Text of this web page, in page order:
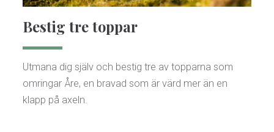
Bestig tre toppar
Utmana dig själv och bestig tre av topparna som
omringar Åre, en bravad som är värd mer än en
klapp på axeln.